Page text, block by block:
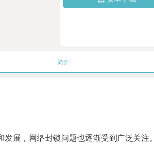
简介
展，网络封锁问题也逐渐受到广泛关注。